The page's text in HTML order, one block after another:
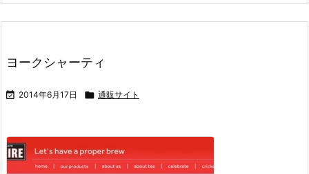
ヨークシャーティ
 2014年6月17日  通販サイト